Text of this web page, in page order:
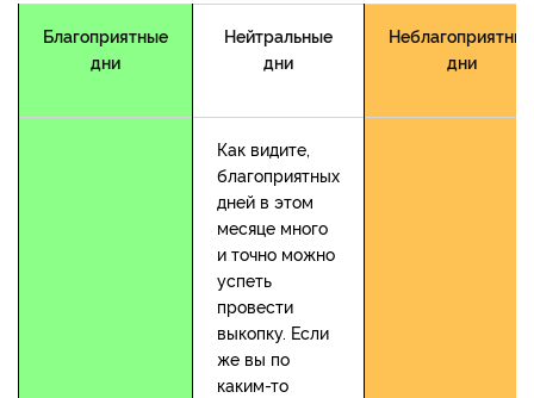
Благоприятные
дни
Нейтральные
дни
Неблагоприятные
дни
Как видите,
благоприятных
дней в этом
месяце много
и точно можно
успеть
провести
выкопку. Если
же вы по
каким-то